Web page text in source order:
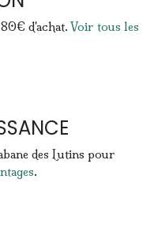
d'achat. Voir tous les
des Lutins pour
.